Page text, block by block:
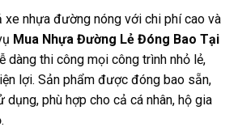
xe nhựa đường nóng với chi phí cao và
Mua Nhựa Đường Lẻ Đóng Bao Tại
dàng thi công mọi công trình nhỏ lẻ,
lợi. Sản phẩm được đóng bao sẵn,
dụng, phù hợp cho cả cá nhân, hộ gia